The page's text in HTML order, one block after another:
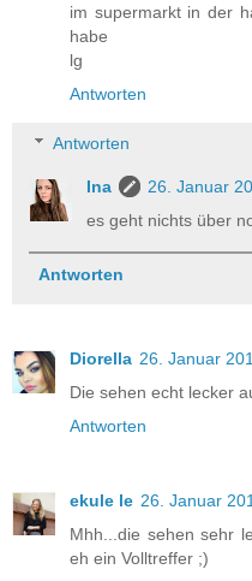
im supermarkt in der
habe
lg
Antworten
Antworten
Ina
26. Januar
es geht nichts über
Antworten
Diorella 26. Januar
Die sehen echt lecker
Antworten
ekule le 26. Januar
Mhh...die sehen sehr
eh ein Volltreffer ;)